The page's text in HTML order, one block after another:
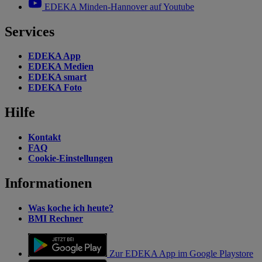
EDEKA Minden-Hannover auf Youtube
Services
EDEKA App
EDEKA Medien
EDEKA smart
EDEKA Foto
Hilfe
Kontakt
FAQ
Cookie-Einstellungen
Informationen
Was koche ich heute?
BMI Rechner
Zur EDEKA App im Google Playstore